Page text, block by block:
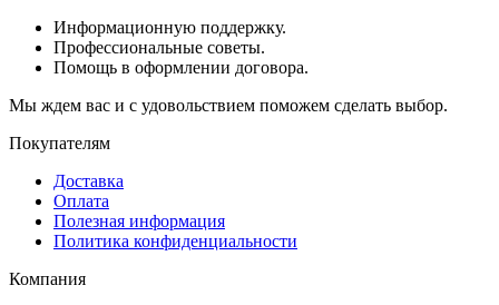
Информационную поддержку.
Профессиональные советы.
Помощь в оформлении договора.
Мы ждем вас и с удовольствием поможем сделать выбор.
Покупателям
Доставка
Оплата
Полезная информация
Политика конфиденциальности
Компания